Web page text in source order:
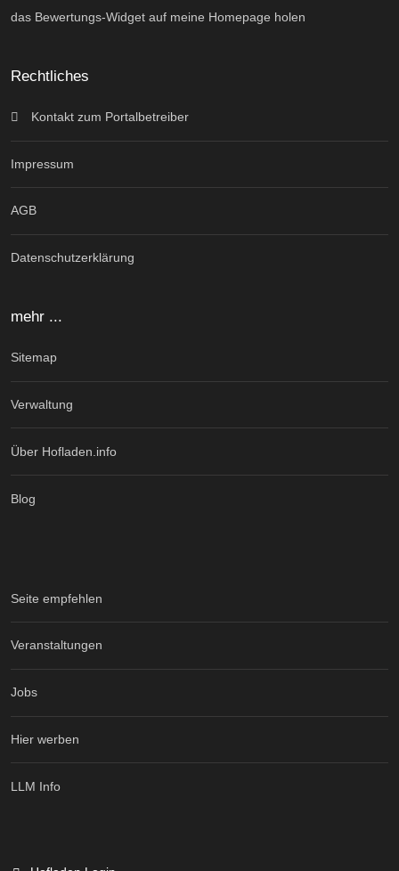
das Bewertungs-Widget auf meine Homepage holen
Rechtliches
Kontakt zum Portalbetreiber
Impressum
AGB
Datenschutzerklärung
mehr ...
Sitemap
Verwaltung
Über Hofladen.info
Blog
Seite empfehlen
Veranstaltungen
Jobs
Hier werben
LLM Info